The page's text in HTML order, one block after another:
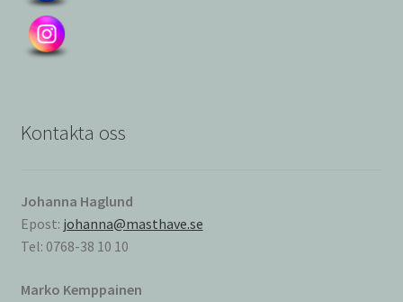
Kontakta oss
Johanna Haglund
Epost: johanna@masthave.se
Tel: 0768-38 10 10
Marko Kemppainen